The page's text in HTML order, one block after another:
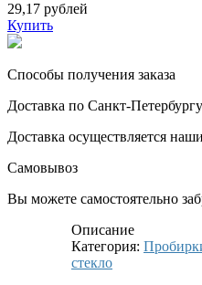
29,17 рублей
Купить
Способы получения заказа
Доставка по Санкт-Петербургу
Доставка осуществляется
Самовывоз
Вы можете самостоятельно
Описание
Категория:
стекло